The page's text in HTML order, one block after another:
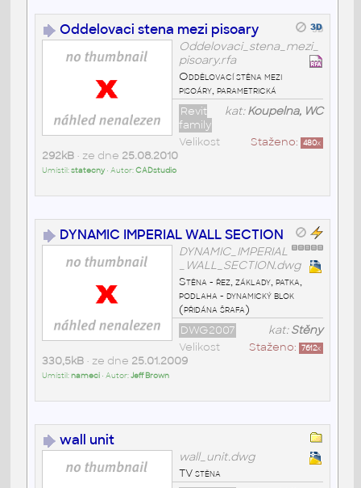
Oddelovaci stena mezi pisoary
Oddelovaci_stena_mezi_
pisoary.rfa
Oddělovací stěna mezi
pisoáry, parametrická
kat:Koupelna, WC
Revit
family
Staženo: 480x
Velikost
292kB• ze dne 25.08.2010
Umístil:statecny• Autor:CADstudio
DYNAMIC IMPERIAL WALL SECTION
DYNAMIC_IMPERIAL
_WALL_SECTION.dwg
Stěna - řez, základy, patka,
podlaha - dynamický blok
(přidána šrafa)
kat:Stěny
DWG2007
Staženo: 7612x
Velikost
330,5kB• ze dne 25.01.2009
Umístil:nameci• Autor:Jeff Brown
wall unit
wall_unit.dwg
TV stěna